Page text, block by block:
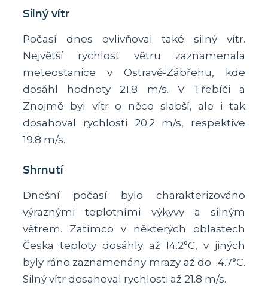
Silný vítr
Počasí dnes ovlivňoval také silný vítr.
Největší rychlost větru zaznamenala
meteostanice v Ostravě-Zábřehu, kde
dosáhl hodnoty 21.8 m/s. V Třebíči a
Znojmě byl vítr o něco slabší, ale i tak
dosahoval rychlosti 20.2 m/s, respektive
19.8 m/s.
Shrnutí
Dnešní počasí bylo charakterizováno
výraznými teplotními výkyvy a silným
větrem. Zatímco v některých oblastech
Česka teploty dosáhly až 14.2°C, v jiných
byly ráno zaznamenány mrazy až do -4.7°C.
Silný vítr dosahoval rychlosti až 21.8 m/s.